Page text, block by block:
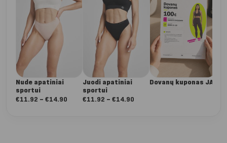
Nude apatiniai
sportui
€11.92 – €14.90
Juodi apatiniai
sportui
€11.92 – €14.90
Dovanų kuponas JAI